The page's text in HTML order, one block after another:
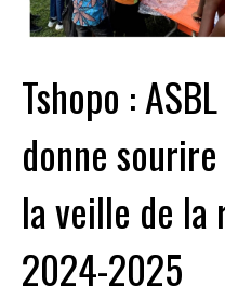
Tshopo :
donne
la veille de
2024-2025